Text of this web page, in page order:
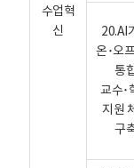
수업혁
신
20.AI
온･오
통
교수･
지원
구